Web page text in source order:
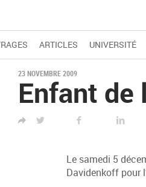
ARTICLES UNIVERSITÉ
23 NOVEMBRE 2009
Enfant
PARTAGER
Le samedi 5
Davidenkoff pour